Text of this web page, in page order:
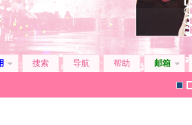
搜索 导航 帮助 邮箱